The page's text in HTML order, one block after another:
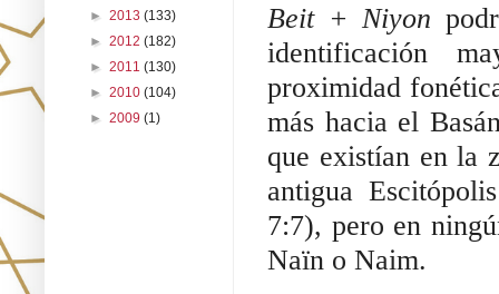
Beit + Niyon
identificación
proximidad
más hacia el
que existían en la
antigua
7:7), pero en
Naïn o Naim.
► 2013 (133)
► 2012 (182)
► 2011 (130)
► 2010 (104)
► 2009 (1)